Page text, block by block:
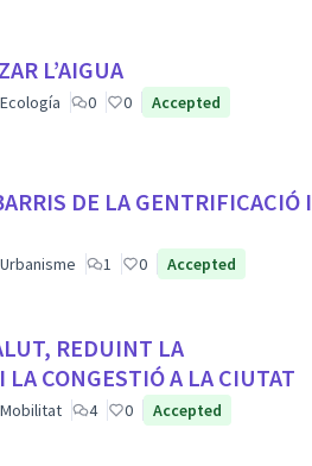
L’AIGUA
Ecología 0 0 Accepted
DE LA GENTRIFICACIÓ I
Urbanisme 1 0 Accepted
REDUINT LA
CONGESTIÓ A LA CIUTAT
Mobilitat 4 0 Accepted